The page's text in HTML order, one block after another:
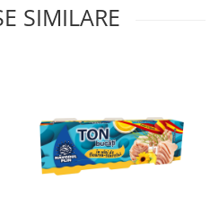
SIMILARE